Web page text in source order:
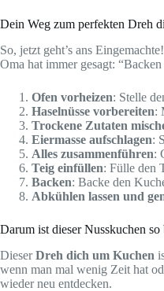
Dein Weg zum perfekten Dreh
So, jetzt geht’s ans
Oma hat immer gesagt:
Ofen vorheizen: Stelle
Haselnüsse vorbereiten:
Trockene Zutaten
Eiermasse aufschlagen:
Alles zusammenführen:
Teig einfüllen: Fülle den
Backen: Backe den
Abkühlen lassen und
Darum ist dieser Nusskuchen so
DieserDreh dich um Kuchen
wenn man mal wenig Zeit hat
wieder neu entdecken.